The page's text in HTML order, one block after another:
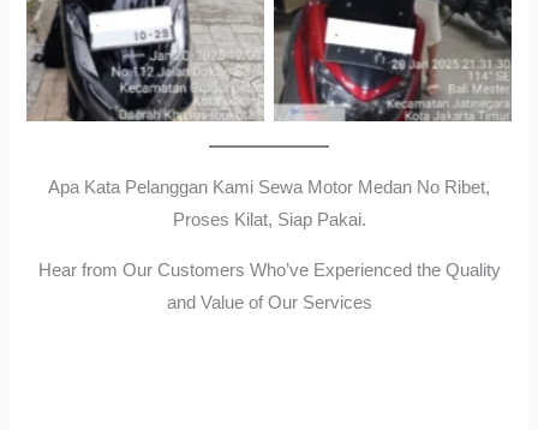
Apa Kata Pelanggan Kami Sewa Motor Medan No Ribet,
Proses Kilat, Siap Pakai.
Hear from Our Customers Who’ve Experienced the Quality
and Value of Our Services